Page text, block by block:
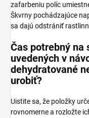
zafarbeniu políc
Škvrny pochádzajúce
sa dajú odstrániť
Čas potrebný na
uvedených v
dehydratované
urobiť?
Uistite sa, že položky
rovnomerne a rozložte